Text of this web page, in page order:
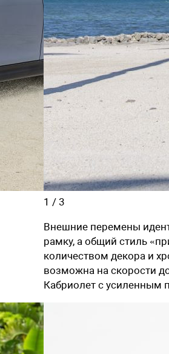
1 / 3
Внешние перемены
рамку, а общий стиль
количеством декора и
возможна на скорости
Кабриолет с усиленным